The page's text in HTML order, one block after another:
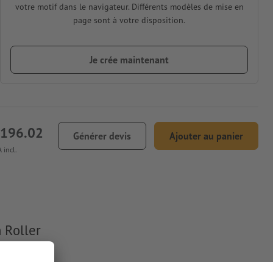
votre motif dans le navigateur. Différents modèles de mise en
page sont à votre disposition.
Je crée maintenant
incl.
Générer devis Ajouter au panier
Roller